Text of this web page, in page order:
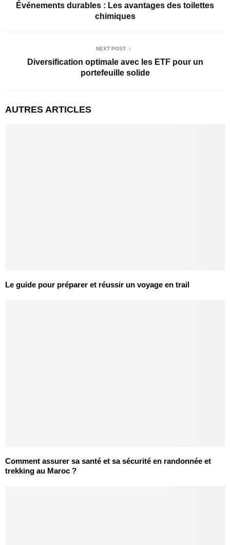
Événements durables : Les avantages des toilettes
chimiques
NEXT POST
Diversification optimale avec les ETF pour un
portefeuille solide
AUTRES ARTICLES
Le guide pour préparer et réussir un voyage en trail
Comment assurer sa santé et sa sécurité en randonnée et
trekking au Maroc ?